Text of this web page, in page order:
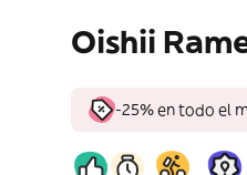
Oishii
-25% en todo el